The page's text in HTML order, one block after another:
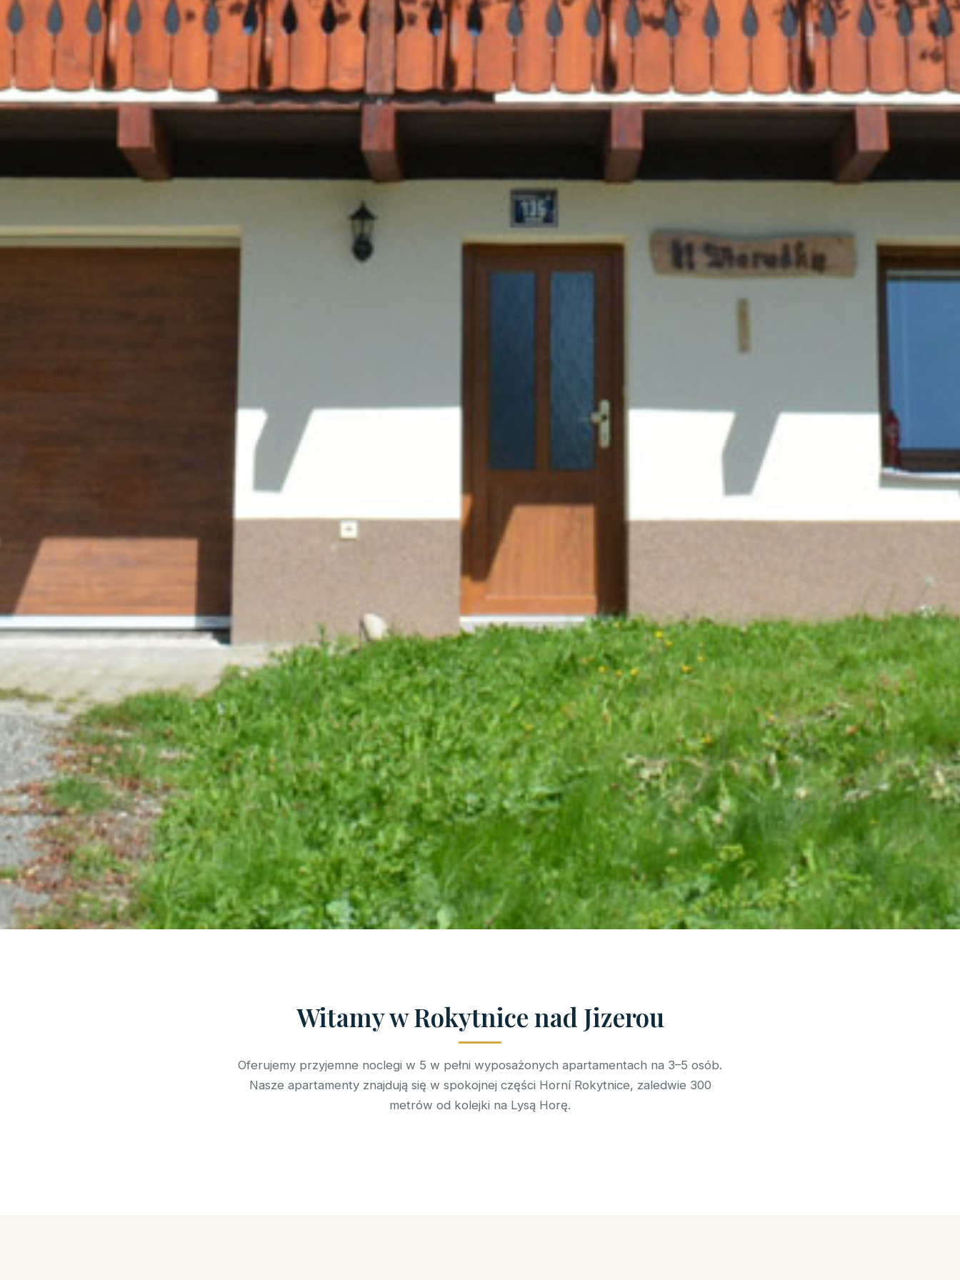
Witamy w Rokytnice nad Jizerou
Oferujemy przyjemne noclegi w 5 w pełni wyposażonych apartamentach na 3–5 osób.
Nasze apartamenty znajdują się w spokojnej części Horní Rokytnice, zaledwie 300
metrów od kolejki na Lysą Horę.